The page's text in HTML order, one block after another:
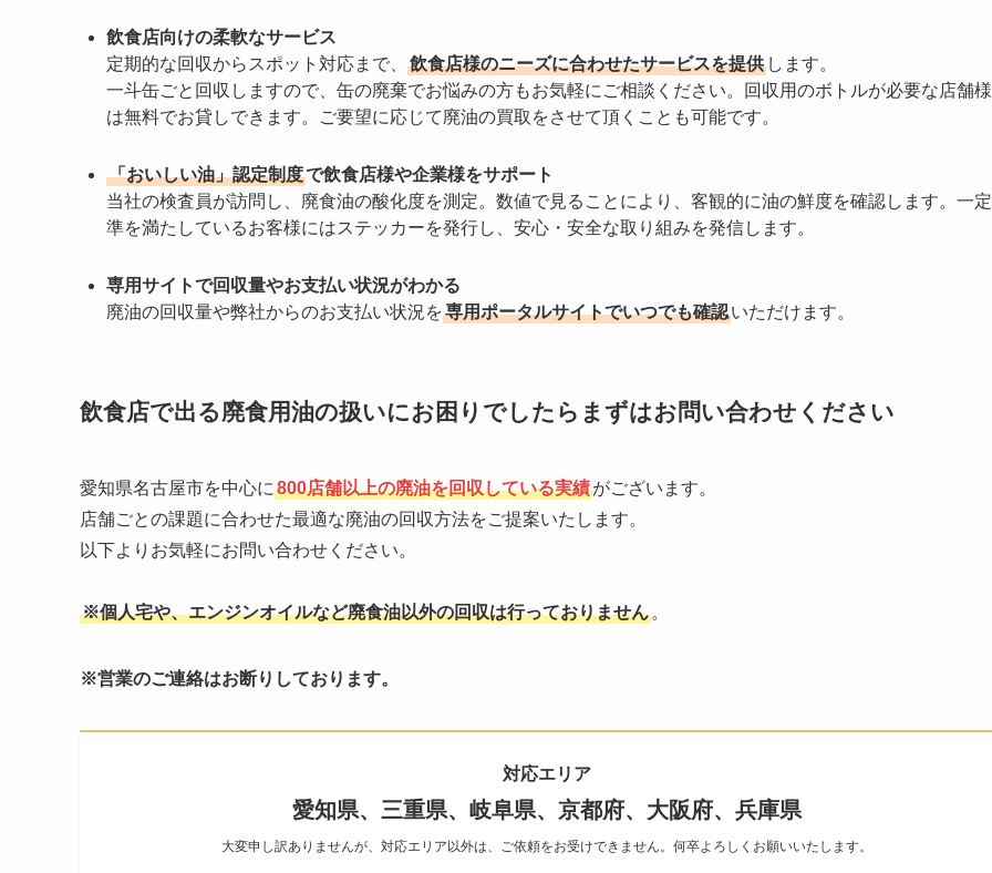
飲食店向けの柔軟なサービス
定期的な回収からスポット対応まで、
飲食店様のニーズに合わせたサービスを提供 します。
一斗缶ごと回収しますので、缶の廃棄でお悩みの方もお気軽にご相談ください。回収用のボトルが必要な店舗
は無料でお貸しできます。ご要望に応じて廃油の買取をさせて頂くことも可能です。
「おいしい油」認定制度で飲食店様や企業様をサポート
当社の検査員が訪問し、廃食油の酸化度を測定。数値で見ることにより、客観的に油の鮮度を確認します。一
準を満たしているお客様にはステッカーを発行し、安心・安全な取り組みを発信します。
専用サイトで回収量やお支払い状況がわかる
廃油の回収量や弊社からのお支払い状況を専用ポータルサイトでいつでも確認いただけます。
飲食店で出る廃食用油の扱いにお困りでしたらまずはお問い合わせください
愛知県名古屋市を中心に 800店舗以上の廃油を回収している実績がございます。
店舗ごとの課題に合わせた最適な廃油の回収方法をご提案いたします。
以下よりお気軽にお問い合わせください。
※個人宅や、エンジンオイルなど廃食油以外の回収は行っておりません 。
※営業のご連絡はお断りしております。
対応エリア
愛知県、三重県、岐阜県、京都府、大阪府、兵庫県
大変申し訳ありませんが、対応エリア以外は、ご依頼をお受けできません。何卒よろしくお願いいたします。